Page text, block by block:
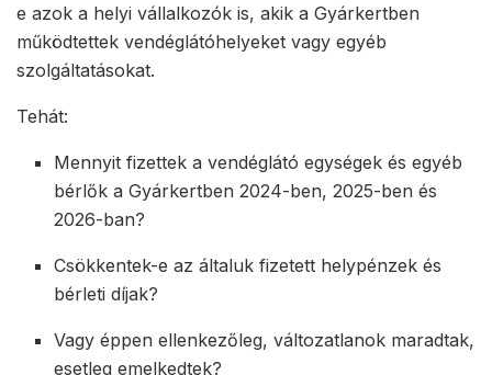
e azok a helyi vállalkozók is, akik a Gyárkertben
működtettek vendéglátóhelyeket vagy egyéb
szolgáltatásokat.
Tehát:
Mennyit fizettek a vendéglátó egységek és egyéb
bérlők a Gyárkertben 2024-ben, 2025-ben és
2026-ban?
Csökkentek-e az általuk fizetett helypénzek és
bérleti díjak?
Vagy éppen ellenkezőleg, változatlanok maradtak,
esetleg emelkedtek?